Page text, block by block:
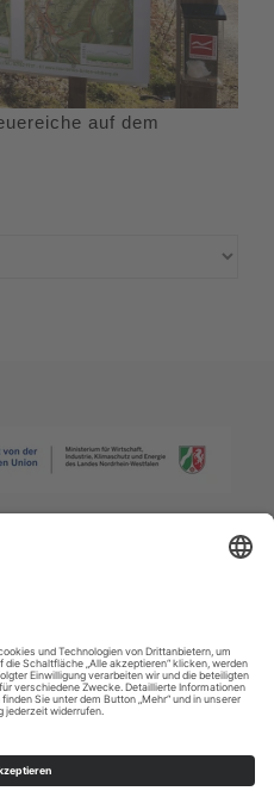
auf dem
|Barrierefreiheitserklärung|
E: info@sauerland.com